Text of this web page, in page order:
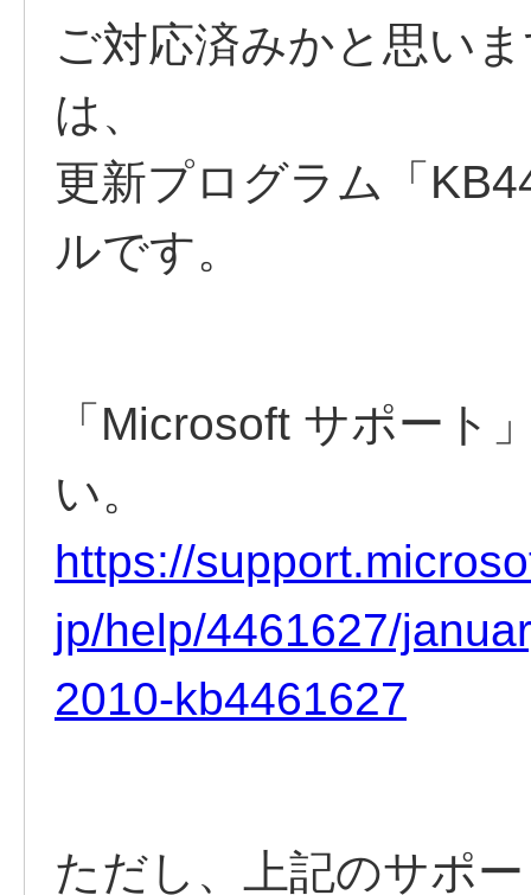
ご対応済みかと思い
は、
更新プログラム「
ルです。
「Microsoft サポート
い。
https://
jp/help/4461627/
2010-kb4461627
ただし、上記のサポ